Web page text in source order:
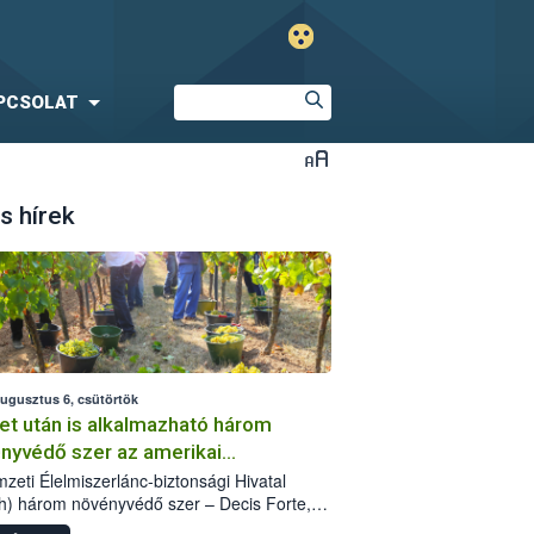
hírek
6, csütörtök
után is alkalmazható három
szer az amerikai
ellen
Élelmiszerlánc-biztonsági Hivatal
három növényvédő szer – Decis Forte,
24 EW, Oroganic – engedélyokiratát